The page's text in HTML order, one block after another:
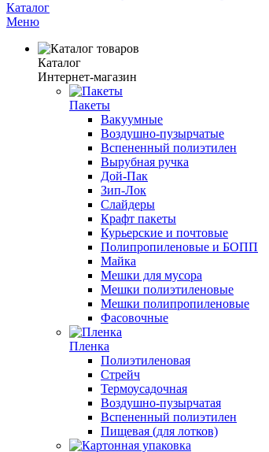
Каталог
Меню
Каталог
Интернет-магазин
Пакеты
Вакуумные
Воздушно-пузырчатые
Вспененный полиэтилен
Вырубная ручка
Дой-Пак
Зип-Лок
Слайдеры
Крафт пакеты
Курьерские и почтовые
Полипропиленовые и БОПП
Майка
Мешки для мусора
Мешки полиэтиленовые
Мешки полипропиленовые
Фасовочные
Пленка
Полиэтиленовая
Стрейч
Термоусадочная
Воздушно-пузырчатая
Вспененный полиэтилен
Пищевая (для лотков)